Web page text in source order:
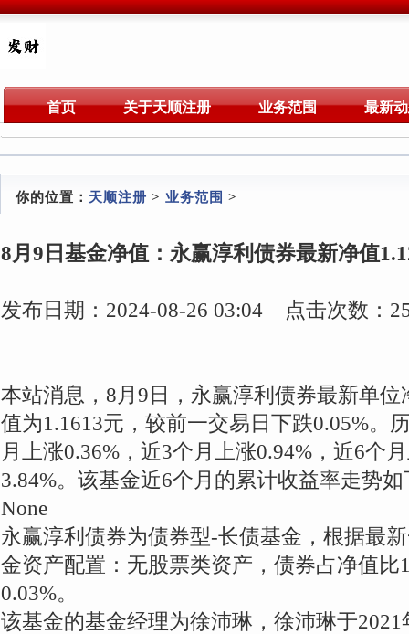
首页 关于天顺注册 业务范围 最新
你的位置： 天顺注册 > 业务范围 >
8月9日基金净值：永赢淳利债券最新净值
发布日期：2024-08-26 03:04 点击次数：
本站消息，8月9日，永赢淳利债券最新单位
值为1.1613元，较前一交易日下跌0.05%。
月上涨0.36%，近3个月上涨0.94%，近6个
3.84%。该基金近6个月的累计收益率走势
None
永赢淳利债券为债券型-长债基金，根据最
金资产配置：无股票类资产，债券占净值比
0.03%。
该基金的基金经理为徐沛琳，徐沛琳于